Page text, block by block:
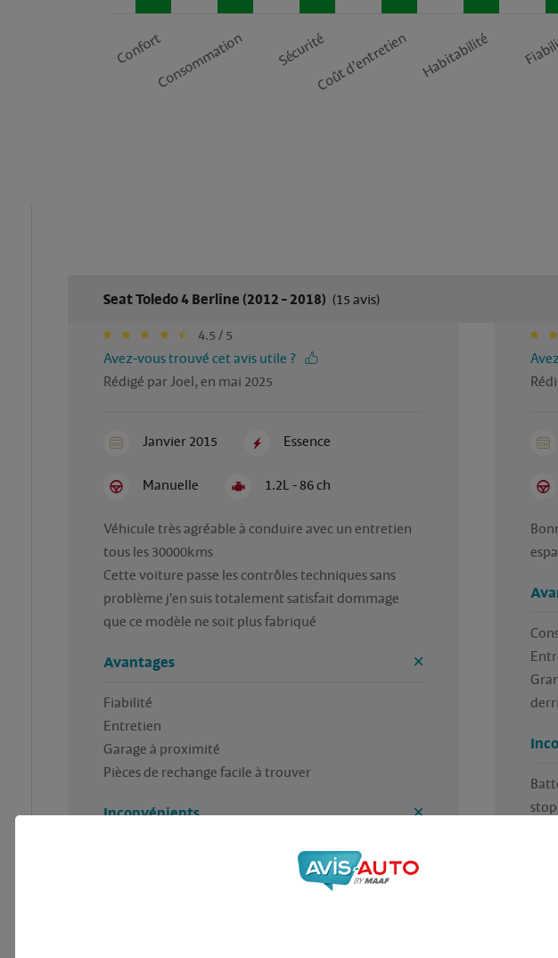
ConfortConsommation SécuritéCoût d’entretien Habitabilité
Seat Toledo 4 Berline (2012 - 2018) (15 avis)
4.5 / 5
Avez-vous trouvé cet avis utile ?
Rédigé par Joel, en mai 2025
Janvier 2015 Essence
Manuelle 1.2L - 86 ch
Véhicule très agréable à conduire avec un entretien
tous les 30000kms
Cette voiture passe les contrôles techniques sans
problème j'en suis totalement satisfait dommage
que ce modèle ne soit plus fabriqué
Avantages
Fiabilité
Entretien
Garage à proximité
Pièces de rechange facile à trouver
Inconvénients